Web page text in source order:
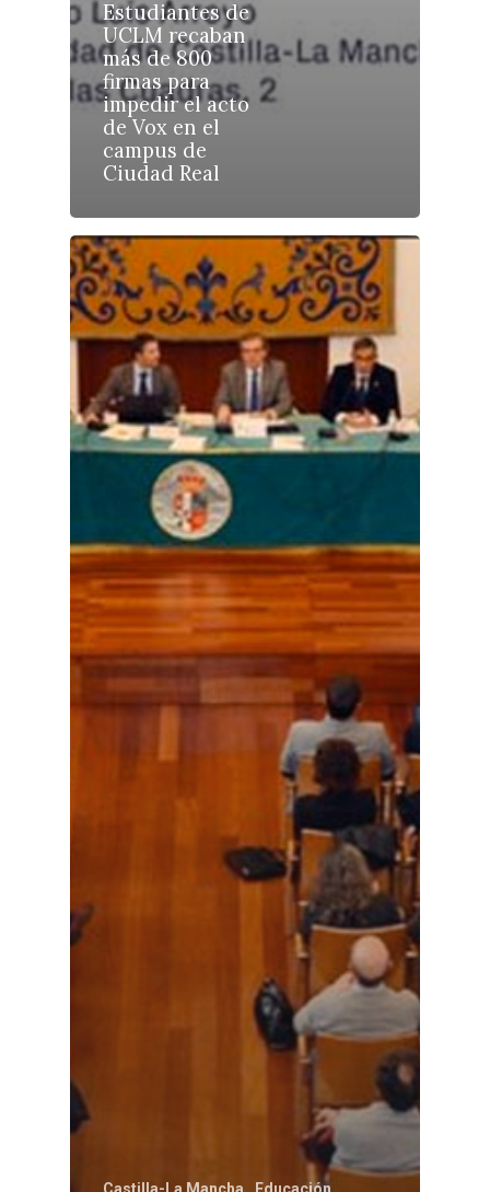
Estudiantes de
UCLM recaban
más de 800
firmas para
impedir el acto
de Vox en el
campus de
Ciudad Real
Castilla-La Mancha Educación
Planeta Rural